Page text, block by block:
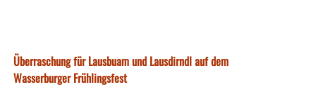
Überraschung für Lausbuam und Lausdirndl auf dem
Wasserburger Frühlingsfest